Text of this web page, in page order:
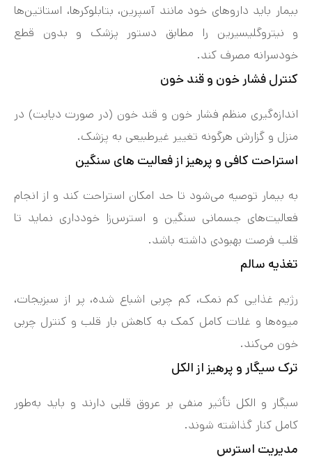
بیمار باید داروهای خود مانند آسپرین، بتابلوکرها، استاتین‌ها
و نیتروگلیسیرین را مطابق دستور پزشک و بدون قطع
خودسرانه مصرف کند.
کنترل فشار خون و قند خون
اندازه‌گیری منظم فشار خون و قند خون (در صورت دیابت) در
منزل و گزارش هرگونه تغییر غیرطبیعی به پزشک.
استراحت کافی و پرهیز از فعالیت های سنگین
به بیمار توصیه می‌شود تا حد امکان استراحت کند و از انجام
فعالیت‌های جسمانی سنگین و استرس‌زا خودداری نماید تا
قلب فرصت بهبودی داشته باشد.
تغذیه سالم
رژیم غذایی کم نمک، کم چربی اشباع شده، پر از سبزیجات،
میوه‌ها و غلات کامل کمک به کاهش بار قلب و کنترل چربی
خون می‌کند.
ترک سیگار و پرهیز از الکل
سیگار و الکل تأثیر منفی بر عروق قلبی دارند و باید به‌طور
کامل کنار گذاشته شوند.
مدیریت استرس